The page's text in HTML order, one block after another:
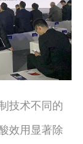
技术不同的
效用显著除